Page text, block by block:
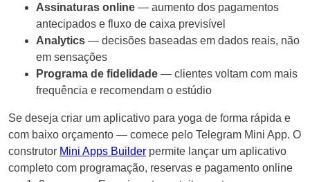
Assinaturas online — aumento dos pagamentos
antecipados e fluxo de caixa previsível
Analytics — decisões baseadas em dados reais, não
em sensações
Programa de fidelidade — clientes voltam com mais
frequência e recomendam o estúdio
Se deseja criar um aplicativo para yoga de forma rápida e
com baixo orçamento — comece pelo Telegram Mini App. O
construtor Mini Apps Builder permite lançar um aplicativo
completo com programação, reservas e pagamento online